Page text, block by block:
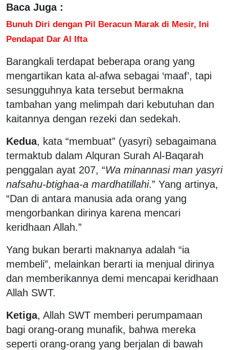
Baca Juga :
Bunuh Diri dengan Pil Beracun Marak di Mesir, Ini
Pendapat Dar Al Ifta
Barangkali terdapat beberapa orang yang
mengartikan kata al-afwa sebagai ‘maaf’, tapi
sesungguhnya kata tersebut bermakna
tambahan yang melimpah dari kebutuhan dan
kaitannya dengan rezeki dan sedekah.
Kedua, kata “membuat” (yasyri) sebagaimana
termaktub dalam Alquran Surah Al-Baqarah
penggalan ayat 207, “Wa minannasi man yasyri
nafsahu-btighaa-a mardhatillahi.” Yang artinya,
“Dan di antara manusia ada orang yang
mengorbankan dirinya karena mencari
keridhaan Allah.”
Yang bukan berarti maknanya adalah “ia
membeli”, melainkan berarti ia menjual dirinya
dan memberikannya demi mencapai keridhaan
Allah SWT.
Ketiga, Allah SWT memberi perumpamaan
bagi orang-orang munafik, bahwa mereka
seperti orang-orang yang berjalan di bawah